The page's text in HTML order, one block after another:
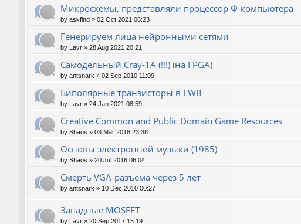
Микросхемы, представляли процессор Ф-компьютера
by askfind » 02 Oct 2021 06:23
Генерируем лица нейронными сетями
by Lavr » 28 Aug 2021 20:21
Cамодельный Cray-1A (!!!) (на FPGA)
by antsnark » 02 Sep 2010 11:09
Биполярные транзисторы в EWB
by Lavr » 24 Jan 2021 08:59
Creative Common and Public Domain Game Resources
by Shaos » 03 Mar 2018 23:38
Основы электронной музыки (1985)
by Shaos » 20 Jul 2016 06:04
Смерть VGA-разъёма через 5 лет
by antsnark » 10 Dec 2010 00:27
Западные MOSFET
by Lavr » 20 Sep 2017 15:19